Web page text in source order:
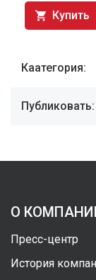
Купить
Каатегория:
Публиковать:
О
Пресс-центр
История